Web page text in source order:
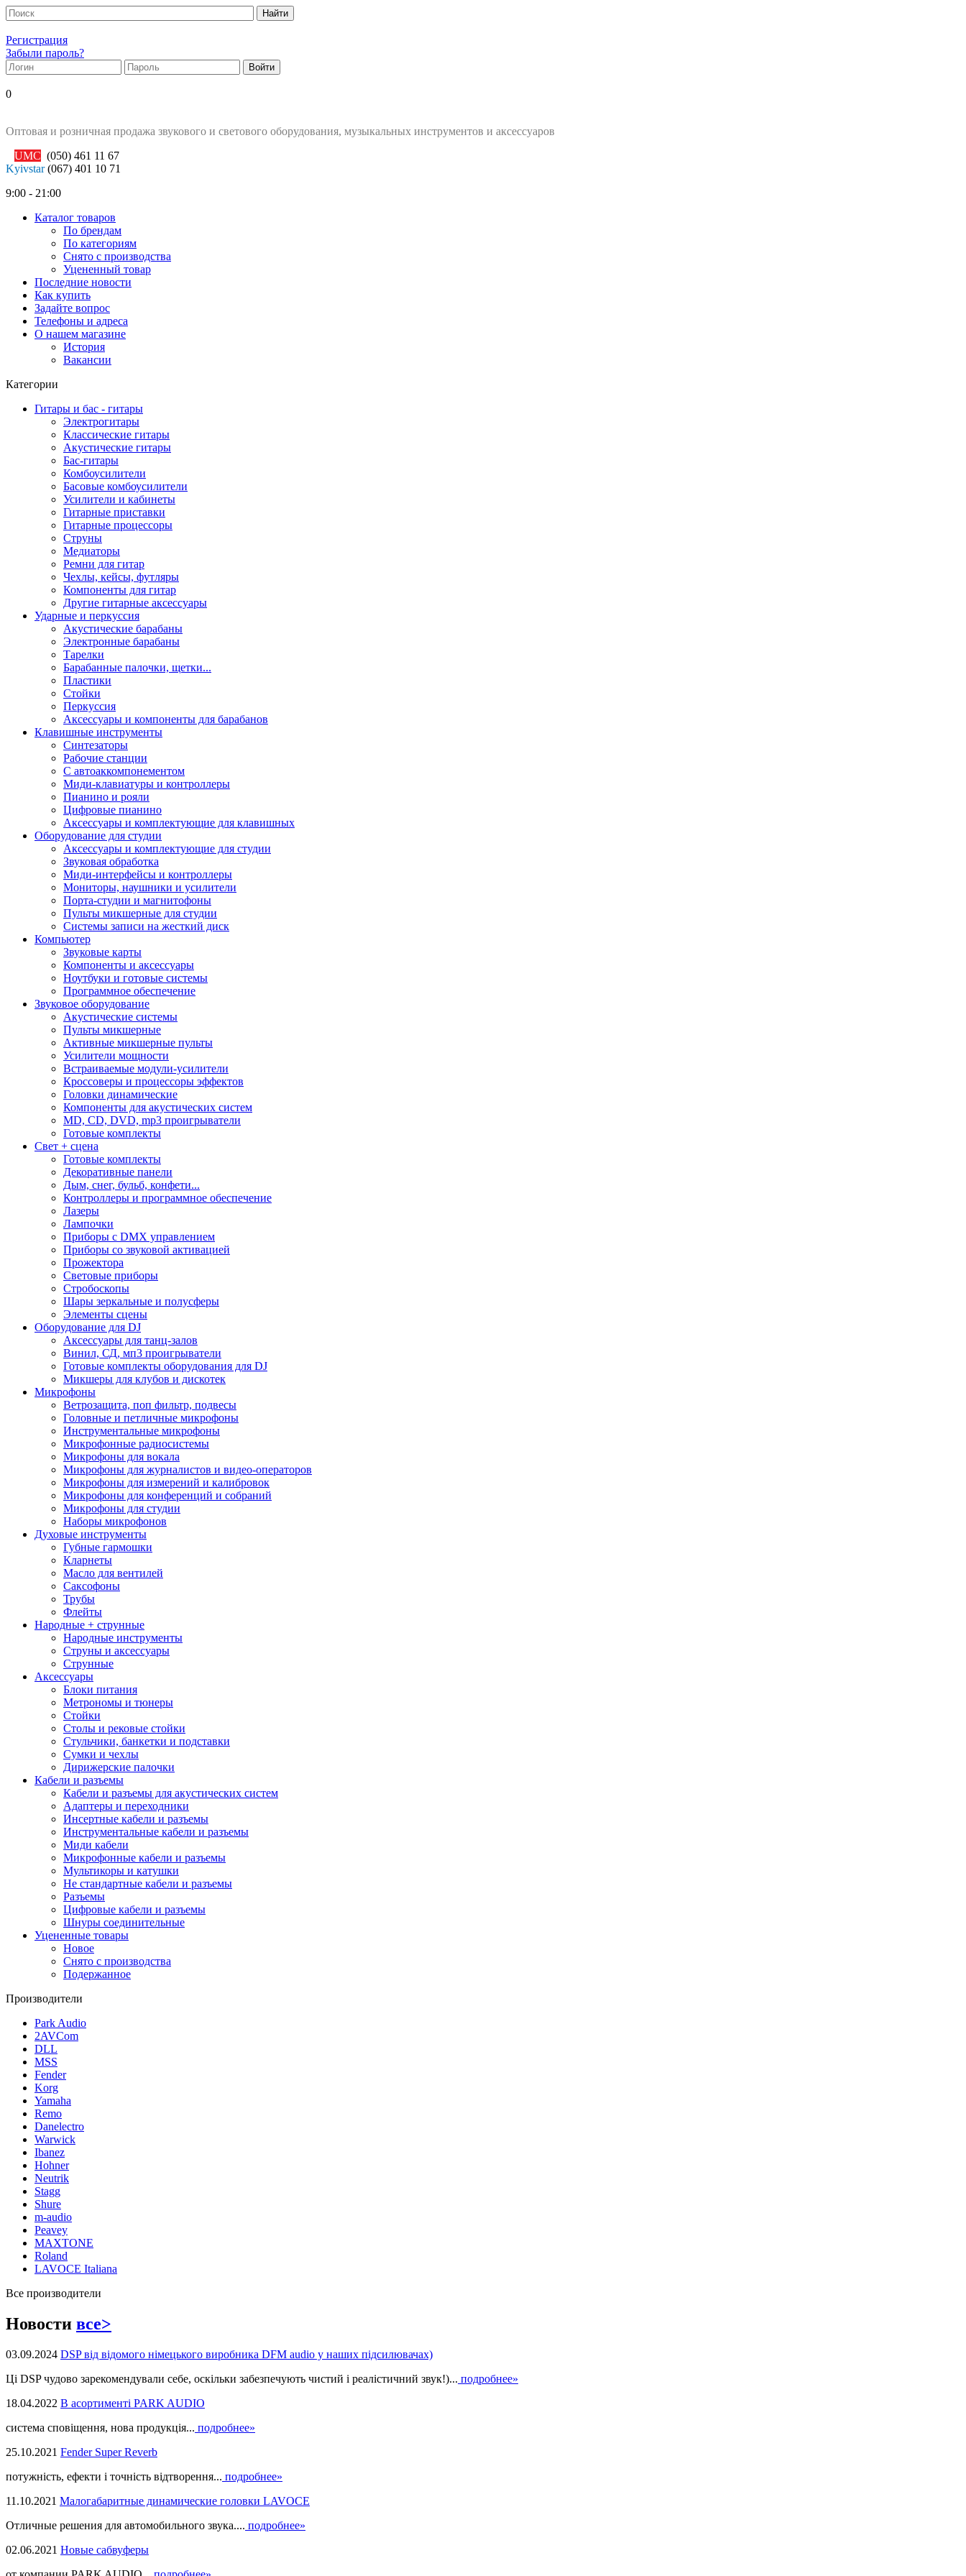
Регистрация
Забыли пароль?
0
Оптовая и розничная продажа звукового и светового оборудования, музыкальных инструментов и аксессуаров
UMC (050) 461 11 67
Kyivstar (067) 401 10 71
9:00 - 21:00
Каталог товаров
По брендам
По категориям
Снято с производства
Уцененный товар
Последние новости
Как купить
Задайте вопрос
Телефоны и адреса
О нашем магазине
История
Вакансии
Категории
Гитары и бас - гитары
Электрогитары
Классические гитары
Акустические гитары
Бас-гитары
Комбоусилители
Басовые комбоусилители
Усилители и кабинеты
Гитарные приставки
Гитарные процессоры
Струны
Медиаторы
Ремни для гитар
Чехлы, кейсы, футляры
Компоненты для гитар
Другие гитарные аксессуары
Ударные и перкуссия
Акустические барабаны
Электронные барабаны
Тарелки
Барабанные палочки, щетки...
Пластики
Стойки
Перкуссия
Аксессуары и компоненты для барабанов
Клавишные инструменты
Синтезаторы
Рабочие станции
С автоаккомпонементом
Миди-клавиатуры и контроллеры
Пианино и рояли
Цифровые пианино
Аксессуары и комплектующие для клавишных
Оборудование для студии
Аксессуары и комплектующие для студии
Звуковая обработка
Миди-интерфейсы и контроллеры
Мониторы, наушники и усилители
Порта-студии и магнитофоны
Пульты микшерные для студии
Системы записи на жесткий диск
Компьютер
Звуковые карты
Компоненты и аксессуары
Ноутбуки и готовые системы
Программное обеспечение
Звуковое оборудование
Акустические системы
Пульты микшерные
Активные микшерные пульты
Усилители мощности
Встраиваемые модули-усилители
Кроссоверы и процессоры эффектов
Головки динамические
Компоненты для акустических систем
MD, CD, DVD, mp3 проигрыватели
Готовые комплекты
Свет + сцена
Готовые комплекты
Декоративные панели
Дым, снег, бульб, конфети...
Контроллеры и программное обеспечение
Лазеры
Лампочки
Приборы с DMX управлением
Приборы со звуковой активацией
Прожектора
Световые приборы
Стробоскопы
Шары зеркальные и полусферы
Элементы сцены
Оборудование для DJ
Аксессуары для танц-залов
Винил, СД, мп3 проигрыватели
Готовые комплекты оборудования для DJ
Микшеры для клубов и дискотек
Микрофоны
Ветрозащита, поп фильтр, подвесы
Головные и петличные микрофоны
Инструментальные микрофоны
Микрофонные радиосистемы
Микрофоны для вокала
Микрофоны для журналистов и видео-операторов
Микрофоны для измерений и калибровок
Микрофоны для конференций и собраний
Микрофоны для студии
Наборы микрофонов
Духовые инструменты
Губные гармошки
Кларнеты
Масло для вентилей
Саксофоны
Трубы
Флейты
Народные + струнные
Народные инструменты
Струны и аксессуары
Струнные
Аксессуары
Блоки питания
Метрономы и тюнеры
Стойки
Столы и рековые стойки
Стульчики, банкетки и подставки
Сумки и чехлы
Дирижерские палочки
Кабели и разъемы
Кабели и разъемы для акустических систем
Адаптеры и переходники
Инсертные кабели и разъемы
Инструментальные кабели и разъемы
Миди кабели
Микрофонные кабели и разъемы
Мультикоры и катушки
Не стандартные кабели и разъемы
Разъемы
Цифровые кабели и разъемы
Шнуры соединительные
Уцененные товары
Новое
Снято с производства
Подержанное
Производители
Park Audio
2AVCom
DLL
MSS
Fender
Korg
Yamaha
Remo
Danelectro
Warwick
Ibanez
Hohner
Neutrik
Stagg
Shure
m-audio
Peavey
MAXTONE
Roland
LAVOCE Italiana
Все производители
Новости все>
03.09.2024 DSP від відомого німецького виробника DFM audio у наших підсилювачах)
Ці DSP чудово зарекомендували себе, оскільки забезпечують чистий і реалістичний звук!)... подробнее»
18.04.2022 В асортименті PARK AUDIO
система сповіщення, нова продукцiя... подробнее»
25.10.2021 Fender Super Reverb
потужність, ефекти і точність відтворення... подробнее»
11.10.2021 Малогабаритные динамические головки LAVOCE
Отличные решения для автомобильного звука.... подробнее»
02.06.2021 Новые сабвуферы